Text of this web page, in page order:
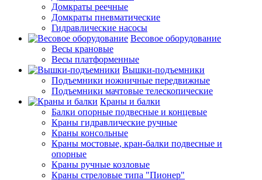
Домкраты реечные
Домкраты пневматические
Гидравлические насосы
Весовое оборудование
Весы крановые
Весы платформенные
Вышки-подъемники
Подъемники ножничные передвижные
Подъемники мачтовые телескопические
Краны и балки
Балки опорные подвесные и концевые
Краны гидравлические ручные
Краны консольные
Краны мостовые, кран-балки подвесные и
опорные
Краны ручные козловые
Краны стреловые типа "Пионер"